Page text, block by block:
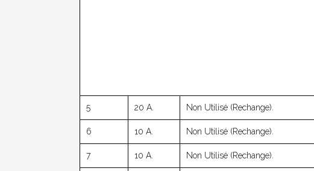
5 20 A. Non Utilisé (rechange).
6 10 A. Non Utilisé (rechange).
7 10 A. Non Utilisé (rechange).